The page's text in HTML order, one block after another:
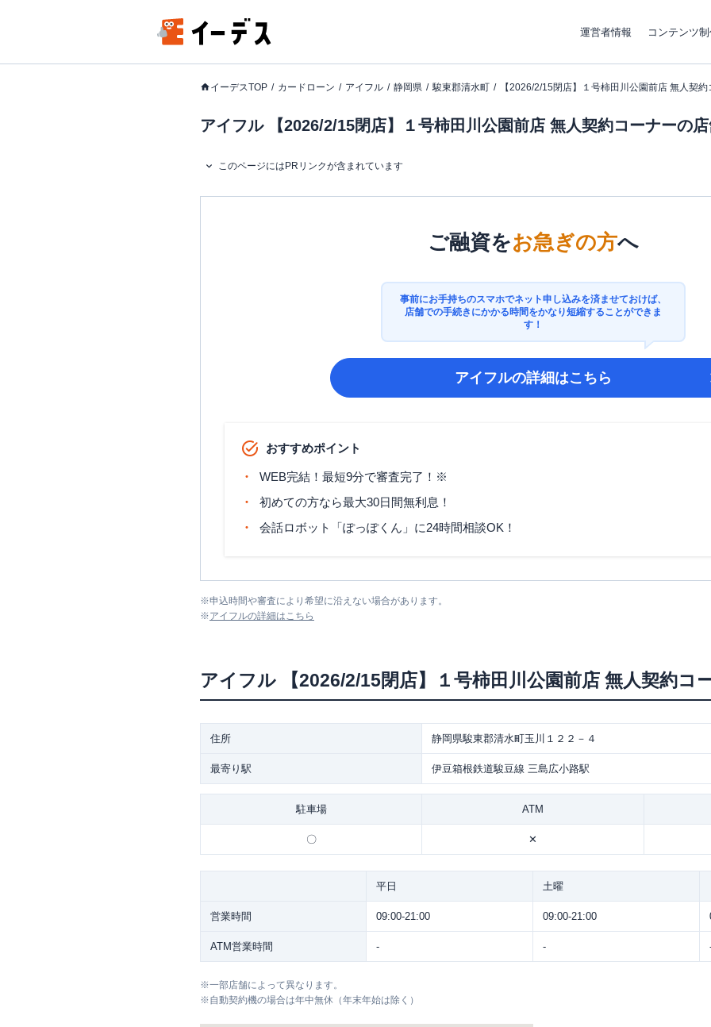
運営者情報 コンテンツ
イーデスTOP カードローン アイフル 静岡県 駿東郡清水町 【2026/2/15閉店】１号柿田川公園前店 無人契約
アイフル 【2026/2/15閉店】１号柿田川公園前店 無人契約コーナーの
このページにはPRリンクが含まれています
ご融資をお急ぎの方へ
事前にお手持ちのスマホでネット申し込みを済ませておけば、
店舗での手続きにかかる時間をかなり短縮することができま
す！
アイフルの詳細はこちら
おすすめポイント
WEB完結！最短9分で審査完了！※
初めての方なら最大30日間無利息！
会話ロボット「ぽっぽくん」に24時間相談OK！
※申込時間や審査により希望に沿えない場合があります。
※アイフルの詳細はこちら
アイフル 【2026/2/15閉店】１号柿田川公園前店 無人契約コ
住所 静岡県駿東郡清水町玉川１２２－４
最寄り駅 伊豆箱根鉄道駿豆線 三島広小路駅
駐車場 ATM
〇 ✕
平日 土曜
営業時間 09:00-21:00 09:00-21:00
ATM営業時間 - -
※一部店舗によって異なります。
※自動契約機の場合は年中無休（年末年始は除く）